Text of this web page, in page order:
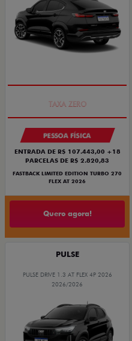
PESSOA FÍSICA
ENTRADA DE R$ 107.443,00 +18
PARCELAS DE R$ 2.820,83
FASTBACK LIMITED EDITION TURBO 270
FLEX AT 2026
Quero agora!
PULSE
PULSE DRIVE 1.3 AT FLEX 4P 2026
2026/2026